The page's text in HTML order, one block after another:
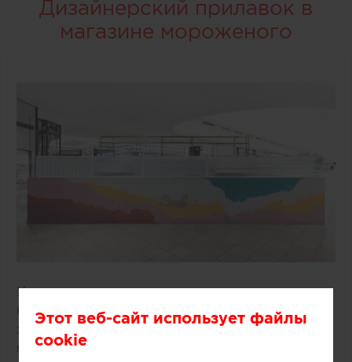
Дизайнерский прилавок в
магазине мороженого
Удачное решение предложили специалисты
бюро One Design Office и Studio Twocan,
занимавшиеся дизайном небольшого магазина
мороженого, расположенного в одном из
Этот веб-сайт использует файлы
cookie